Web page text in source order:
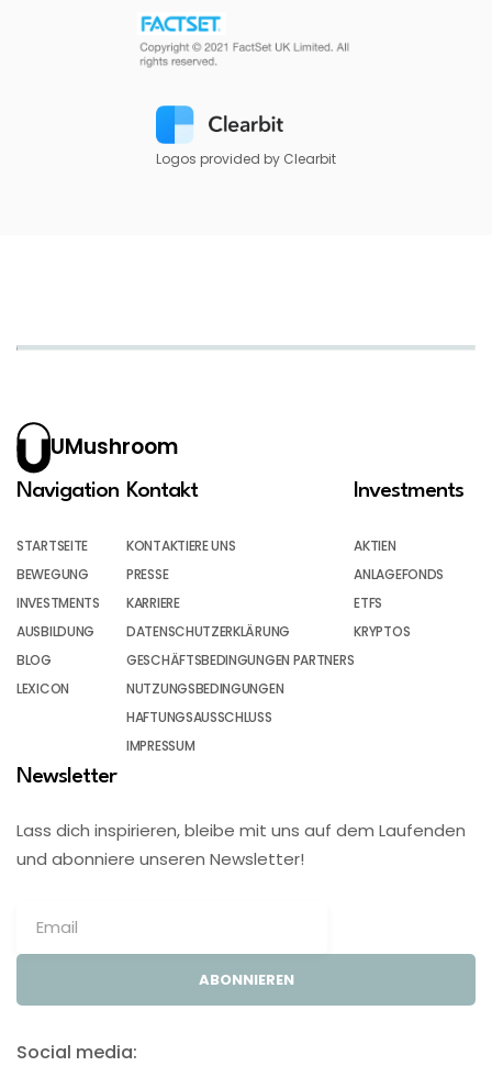
Logos provided by Clearbit
UMushroom
Navigation
STARTSEITE
BEWEGUNG
INVESTMENTS
AUSBILDUNG
BLOG
LEXICON
Kontakt
KONTAKTIERE UNS
PRESSE
KARRIERE
DATENSCHUTZERKLÄRUNG
GESCHÄFTSBEDINGUNGEN PARTNERS
NUTZUNGSBEDINGUNGEN
HAFTUNGSAUSSCHLUSS
IMPRESSUM
Investments
AKTIEN
ANLAGEFONDS
ETFS
KRYPTOS
Newsletter
Lass dich inspirieren, bleibe mit uns auf dem Laufenden
und abonniere unseren Newsletter!
ABONNIEREN
Social media: